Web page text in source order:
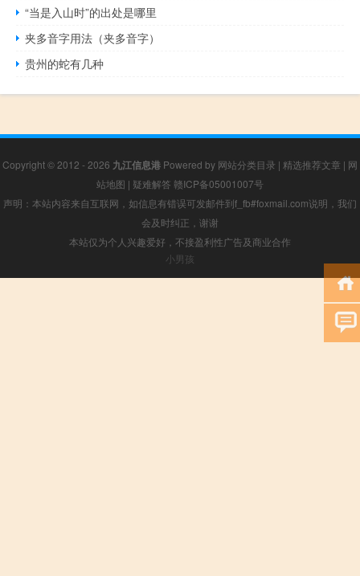
“当是入山时”的出处是哪里
夹多音字用法（夹多音字）
贵州的蛇有几种
Copyright © 2012 - 2026 九江信息港 Powered by 网站分类目录 | 精选推荐文章 | 网
站地图 | 疑难解答 赣ICP备05001007号
声明：本站内容来自互联网，如信息有错误可发邮件到f_fb#foxmail.com说明，我们
会及时纠正，谢谢
本站仅为个人兴趣爱好，不接盈利性广告及商业合作
小男孩